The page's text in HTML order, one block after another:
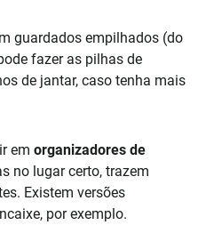
guardados empilhados (do
fazer as pilhas de
de jantar, caso tenha mais
em organizadores de
no lugar certo, trazem
Existem versões
por exemplo.